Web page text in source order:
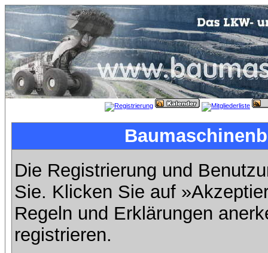
Die Registrierung und
Sie. Klicken Sie auf
Regeln und Erklärungen
registrieren.